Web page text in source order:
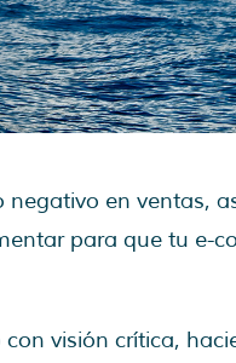
en ventas,
para que tu e-
visión crítica,